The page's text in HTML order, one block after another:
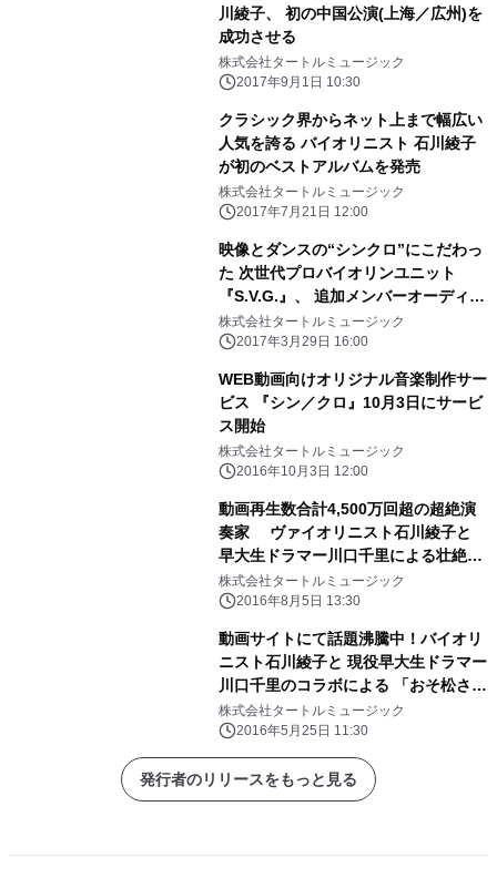
川綾子、 初の中国公演(上海／広州)を
成功させる
株式会社タートルミュージック
2017年9月1日 10:30
クラシック界からネット上まで幅広い
人気を誇る バイオリニスト 石川綾子
が初のベストアルバムを発売
株式会社タートルミュージック
2017年7月21日 12:00
映像とダンスの“シンクロ”にこだわっ
た 次世代プロバイオリンユニット
『S.V.G.』、 追加メンバーオーディシ
ョン開催
株式会社タートルミュージック
2017年3月29日 16:00
WEB動画向けオリジナル音楽制作サー
ビス 『シン／クロ』10月3日にサービ
ス開始
株式会社タートルミュージック
2016年10月3日 12:00
動画再生数合計4,500万回超の超絶演
奏家 ヴァイオリニスト石川綾子と
早大生ドラマー川口千里による壮絶バ
トル おそ松さんOPテーマ「はなま
るぴっぴはよいこだけ」 カバーMV追
株式会社タートルミュージック
2016年8月5日 13:30
動画サイトにて話題沸騰中！バイオリ
ニスト石川綾子と 現役早大生ドラマー
川口千里のコラボによる 「おそ松さ
ん」OPテーマ 「はなまるぴっぴはよ
いこだけ」が配信スタート！
株式会社タートルミュージック
2016年5月25日 11:30
発行者のリリースをもっと見る